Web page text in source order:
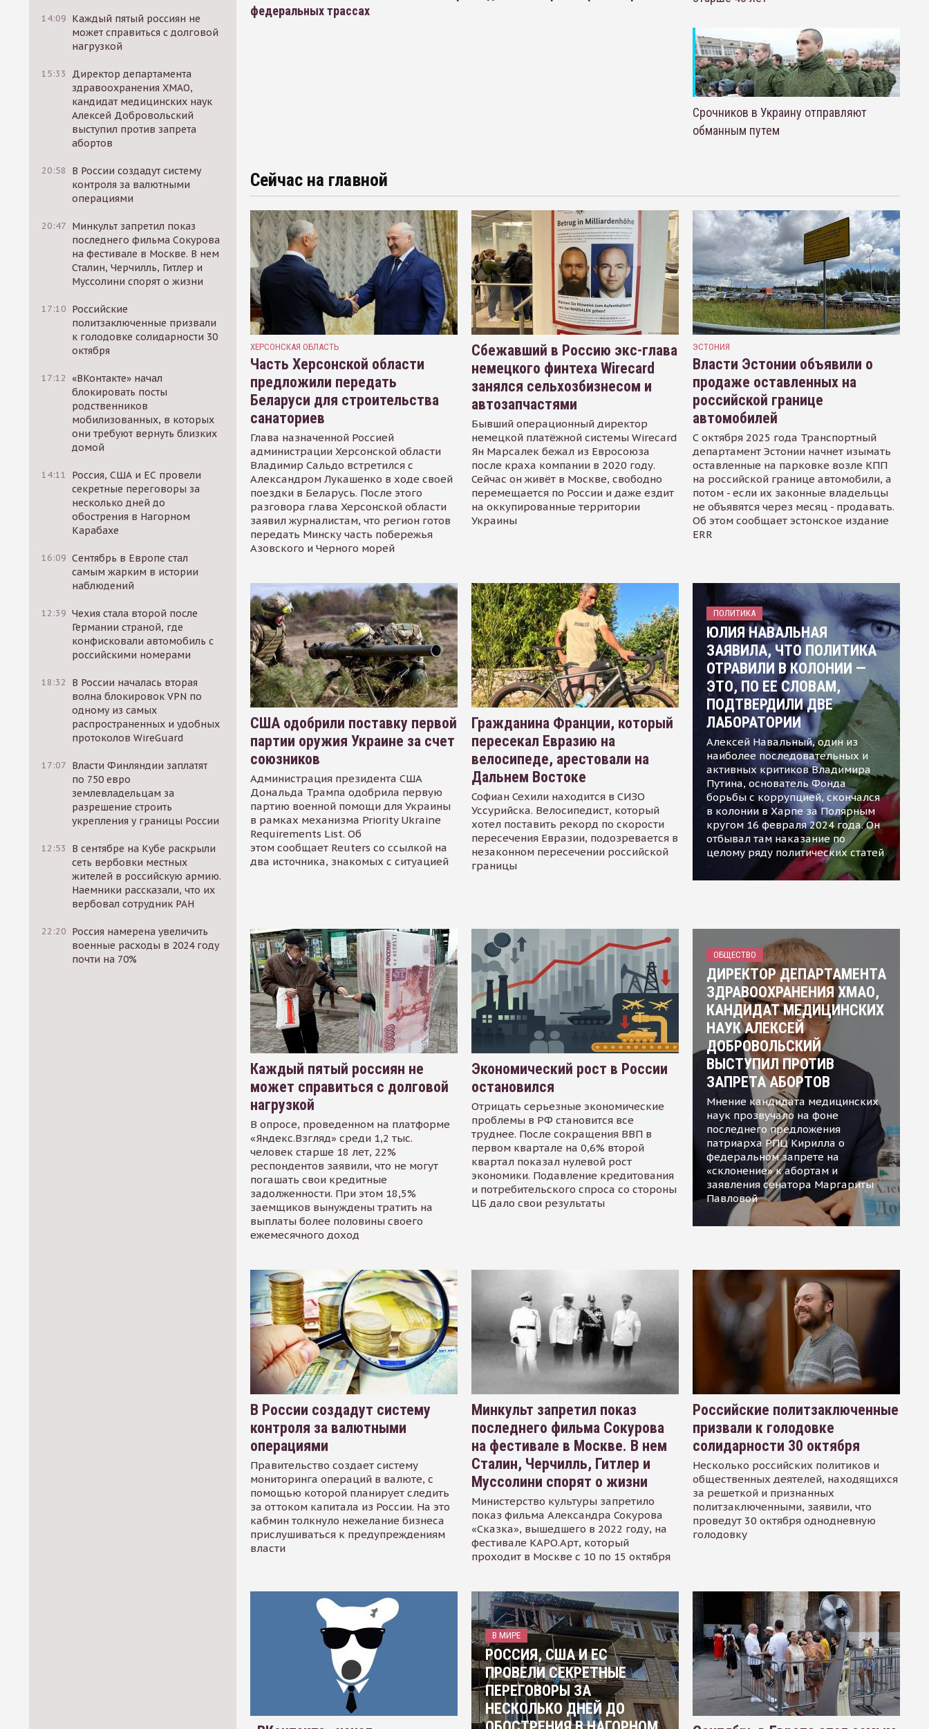
14:09 Каждый пятый россиян не
может справиться с долговой
нагрузкой
15:33
Директор департамента
здравоохранения ХМАО,
кандидат медицинских наук
Алексей Добровольский
выступил против запрета
абортов
20:58
В России создадут систему
контроля за валютными
операциями
20:47 Минкульт запретил показ
последнего фильма Сокурова
на фестивале в Москве. В нем
Сталин, Черчилль, Гитлер и
Муссолини спорят о жизни
17:10 Российские
политзаключенные призвали
к голодовке солидарности 30
октября
17:12 «ВКонтакте» начал
блокировать посты
родственников
мобилизованных, в которых
они требуют вернуть близких
домой
14:11
Россия, США и ЕС провели
секретные переговоры за
несколько дней до
обострения в Нагорном
Карабахе
16:09 Сентябрь в Европе стал
самым жарким в истории
наблюдений
12:39 Чехия стала второй после
Германии страной, где
конфисковали автомобиль с
российскими номерами
18:32
В России началась вторая
волна блокировок VPN по
одному из самых
распространенных и удобных
протоколов WireGuard
17:07 Власти Финляндии заплатят
по 750 евро
землевладельцам за
разрешение строить
укрепления у границы России
12:53
В сентябре на Кубе раскрыли
сеть вербовки местных
жителей в российскую армию.
Наемники рассказали, что их
вербовал сотрудник РАН
22:20 Россия намерена увеличить
военные расходы в 2024 году
почти на 70%
федеральных трассах
Срочников в Украину отправляют
обманным путем
Сейчас на главной
ХЕРСОНСКАЯ ОБЛАСТЬ
Часть Херсонской области
предложили передать
Беларуси для строительства
санаториев
Глава назначенной Россией
администрации Херсонской области
Владимир Сальдо встретился с
Александром Лукашенко в ходе своей
поездки в Беларусь. После этого
разговора глава Херсонской области
заявил журналистам, что регион готов
передать Минску часть побережья
Азовского и Черного морей
Сбежавший в Россию экс-глава
немецкого финтеха Wirecard
занялся сельхозбизнесом и
автозапчастями
Бывший операционный директор
немецкой платёжной системы Wirecard
Ян Марсалек бежал из Евросоюза
после краха компании в 2020 году.
Сейчас он живёт в Москве, свободно
перемещается по России и даже ездит
на оккупированные территории
Украины
ЭСТОНИЯ
Власти Эстонии объявили о
продаже оставленных на
российской границе
автомобилей
С октября 2025 года Транспортный
департамент Эстонии начнет изымать
оставленные на парковке возле КПП
на российской границе автомобили, а
потом - если их законные владельцы
не объявятся через месяц - продавать.
Об этом сообщает эстонское издание
ERR
США одобрили поставку первой
партии оружия Украине за счет
союзников
Администрация президента США
Дональда Трампа одобрила первую
партию военной помощи для Украины
в рамках механизма Priority Ukraine
Requirements List. Об
этом сообщает Reuters со ссылкой на
два источника, знакомых с ситуацией
Гражданина Франции, который
пересекал Евразию на
велосипеде, арестовали на
Дальнем Востоке
Софиан Сехили находится в СИЗО
Уссурийска. Велосипедист, который
хотел поставить рекорд по скорости
пересечения Евразии, подозревается в
незаконном пересечении российской
границы
ПОЛИТИКА
ЮЛИЯ НАВАЛЬНАЯ
ЗАЯВИЛА, ЧТО ПОЛИТИКА
ОТРАВИЛИ В КОЛОНИИ —
ЭТО, ПО ЕЕ СЛОВАМ,
ПОДТВЕРДИЛИ ДВЕ
ЛАБОРАТОРИИ
Алексей Навальный, один из
наиболее последовательных и
активных критиков Владимира
Путина, основатель Фонда
борьбы с коррупцией, скончался
в колонии в Харпе за Полярным
кругом 16 февраля 2024 года. Он
отбывал там наказание по
целому ряду политических статей
Каждый пятый россиян не
может справиться с долговой
нагрузкой
В опросе, проведенном на платформе
«Яндекс.Взгляд» среди 1,2 тыс.
человек старше 18 лет, 22%
респондентов заявили, что не могут
погашать свои кредитные
задолженности. При этом 18,5%
заемщиков вынуждены тратить на
выплаты более половины своего
ежемесячного доход
Экономический рост в России
остановился
Отрицать серьезные экономические
проблемы в РФ становится все
труднее. После сокращения ВВП в
первом квартале на 0,6% второй
квартал показал нулевой рост
экономики. Подавление кредитования
и потребительского спроса со стороны
ЦБ дало свои результаты
ОБЩЕСТВО
ДИРЕКТОР ДЕПАРТАМЕНТА
ЗДРАВООХРАНЕНИЯ ХМАО,
КАНДИДАТ МЕДИЦИНСКИХ
НАУК АЛЕКСЕЙ
ДОБРОВОЛЬСКИЙ
ВЫСТУПИЛ ПРОТИВ
ЗАПРЕТА АБОРТОВ
Мнение кандидата медицинских
наук прозвучало на фоне
последнего предложения
патриарха РПЦ Кирилла о
федеральном запрете на
«склонение» к абортам и
заявления сенатора Маргариты
Павловой
В России создадут систему
контроля за валютными
операциями
Правительство создает систему
мониторинга операций в валюте, с
помощью которой планирует следить
за оттоком капитала из России. На это
кабмин толкнуло нежелание бизнеса
прислушиваться к предупреждениям
власти
Минкульт запретил показ
последнего фильма Сокурова
на фестивале в Москве. В нем
Сталин, Черчилль, Гитлер и
Муссолини спорят о жизни
Министерство культуры запретило
показ фильма Александра Сокурова
«Сказка», вышедшего в 2022 году, на
фестивале КАРО.Арт, который
проходит в Москве с 10 по 15 октября
Российские политзаключенные
призвали к голодовке
солидарности 30 октября
Несколько российских политиков и
общественных деятелей, находящихся
за решеткой и признанных
политзаключенными, заявили, что
проведут 30 октября однодневную
голодовку
В МИРЕ
РОССИЯ, США И ЕС
ПРОВЕЛИ СЕКРЕТНЫЕ
ПЕРЕГОВОРЫ ЗА
НЕСКОЛЬКО ДНЕЙ ДО